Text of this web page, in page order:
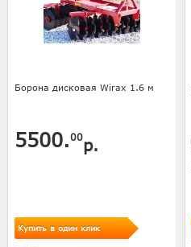
Борона дисковая Wirax 1.6 м
5500.00р.
Купить в один клик